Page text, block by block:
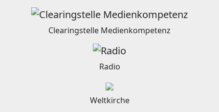
Clearingstelle Medienkompetenz
Radio
Weltkirche